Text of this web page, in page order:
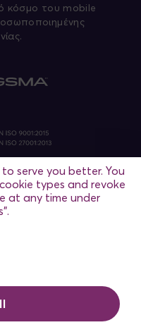
κόσμο του mobile
serve you better. You
types and revoke
at any time under